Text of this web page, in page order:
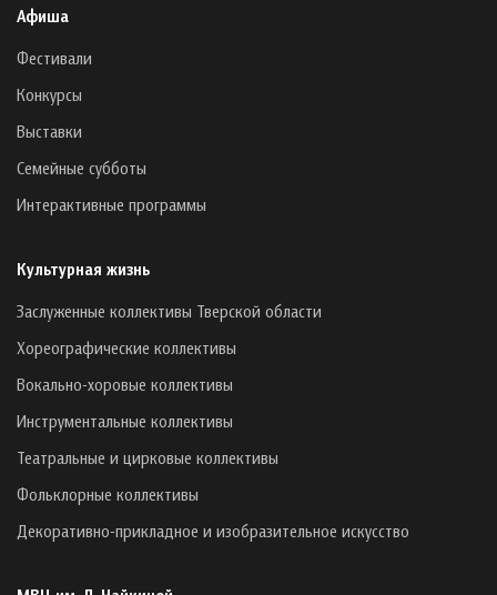
Афиша
Фестивали
Конкурсы
Выставки
Семейные субботы
Интерактивные программы
Культурная жизнь
Заслуженные коллективы Тверской области
Хореографические коллективы
Вокально-хоровые коллективы
Инструментальные коллективы
Театральные и цирковые коллективы
Фольклорные коллективы
Декоративно-прикладное и изобразительное искусство